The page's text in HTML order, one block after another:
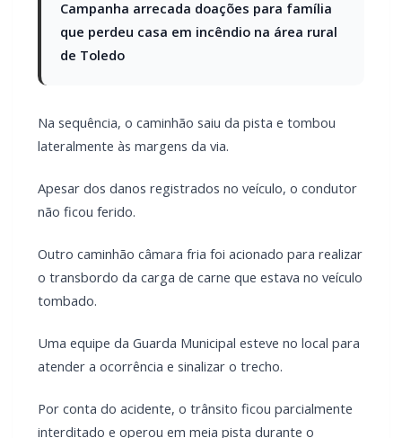
O acidente envolveu um caminhão Volkswagen furgão
câmara fria que transportava carga de um frigorífico
localizado às margens da rodovia.
Segundo informações apuradas no local pela reportagem, o
veículo seguia no sentido Toledo quando, em uma descida,
CRAS Centro e Alvorada suspendem atendimento
do Cadastro Único na próxima semana
Campanha arrecada doações para família que
perdeu casa em incêndio na área rural de Toledo
Na sequência, o caminhão saiu da pista e tombou
lateralmente às margens da via.